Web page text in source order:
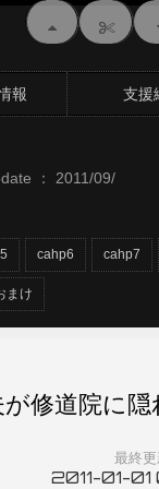
報 支援
： 2011/09/
cahp6 cahp7
まけ
最終
2011-01-
修道院に隠